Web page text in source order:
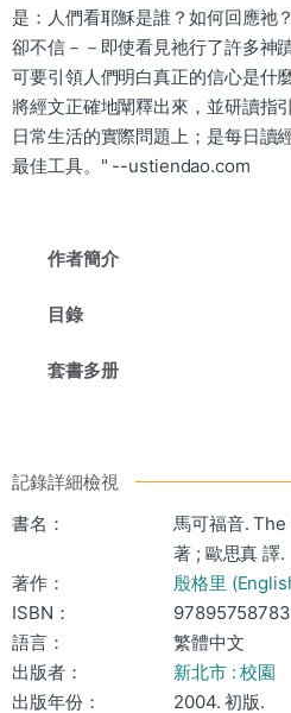
作者簡介
目錄
套書多册
是：人們看耶穌是誰？如何回應祂
卻不信－－即使看見祂行了許多神
可要引領人們明白真正的信心是什
將經文正確地闡釋出來，並研讀指
日常生活的實際問題上；是每日讀
最佳工具。" --ustiendao.com
記錄詳細檢視
書名：
馬可福音.
著 ; 歐思真 譯.
著作：
殷格里
ISBN：
語言：
繁體中文
出版者：
新北市 : 校園
出版年份：
2004. 初版.